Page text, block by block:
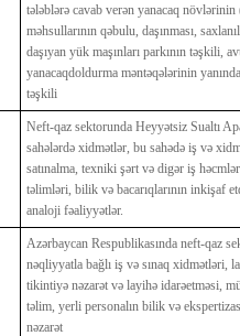
tələblərə cavab verən yanacaq növlərinin
məhsullarının qəbulu, daşınması,
daşıyan yük maşınları parkının
yanacaqdoldurma məntəqələrinin
təşkili
Neft-qaz sektorunda Heyyətsiz Sualtı
sahələrdə xidmətlər, bu sahədə iş və
satınalma, texniki şərt və digər iş
təlimləri, bilik və bacarıqlarının inkişaf
analoji fəaliyyətlər.
Azərbaycan Respublikasında neft-qaz
nəqliyyatla bağlı iş və sınaq xidmətləri,
tikintiyə nəzarət və layihə idarəetməsi,
təlim, yerli personalın bilik və
nəzarət